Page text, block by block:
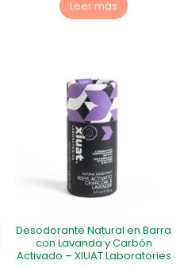
Leer más
Desodorante Natural en Barra
con Lavanda y Carbón
Activado – XIUAT Laboratories